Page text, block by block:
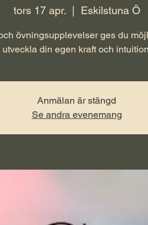
tors 17 apr.
  |
Eskilstuna Ö
övningsupplevelser ges du
utveckla din egen kraft och
Anmälan är stängd
Se andra evenemang